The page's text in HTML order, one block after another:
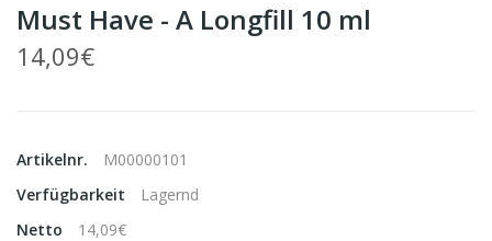
Must Have - A Longfill 10 ml
14,09€
Artikelnr.
M00000101
Verfügbarkeit
Lagernd
Netto
14,09€